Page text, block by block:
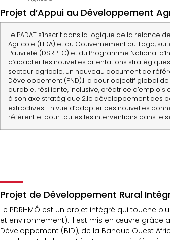
Projet d’Appui au Développement
Le PADAT s’inscrit dans la logique de la
Agricole (FIDA) et du Gouvernement du Togo,
Pauvreté (DSRP-C) et du Programme National
d’adapter les nouvelles orientations
secteur agricole, un nouveau document de
Développement (PND).Il a pour objectif global
durable, résiliente, inclusive, créatrice
à son axe stratégique 2,le développement des
extractives. En vue d’adapter ces nouvelles
référentiel pour toutes les interventions dans le
Projet de Développement Rural
Le PDRI-MÔ est un projet intégré qui touche
et environnement). Il est mis en œuvre grâce
Développement (BID), de la Banque Ouest